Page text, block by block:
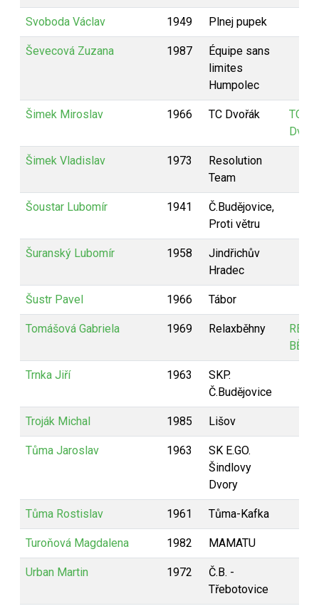
Svoboda Václav 1949 Plnej pupek
Ševecová Zuzana 1987
Équipe sans
limites
Humpolec
Šimek Miroslav 1966 TC Dvořák
TC
Šimek Vladislav 1973
Resolution
Team
Šoustar Lubomír 1941
Č.Budějovice,
Proti větru
Šuranský Lubomír 1958
Jindřichův
Hradec
Šustr Pavel 1966 Tábor
Tomášová Gabriela 1969 Relaxběhny
Trnka Jiří 1963
SKP.
Č.Budějovice
Troják Michal 1985 Lišov
Tůma Jaroslav 1963
SK E.GO.
Šindlovy
Dvory
Tůma Rostislav 1961 Tůma-Kafka
Turoňová Magdalena 1982 MAMATU
Urban Martin 1972
Č.B. -
Třebotovice